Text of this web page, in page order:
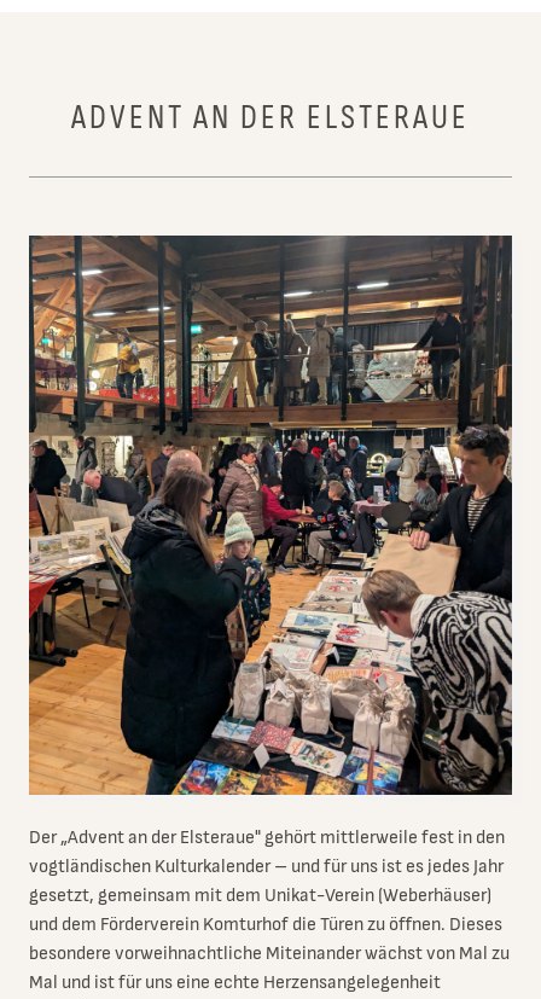
ADVENT AN DER ELSTERAUE
Der „Advent an der Elsteraue" gehört mittlerweile fest in den
vogtländischen Kulturkalender – und für uns ist es jedes Jahr
gesetzt, gemeinsam mit dem Unikat-Verein (Weberhäuser)
und dem Förderverein Komturhof die Türen zu öffnen. Dieses
besondere vorweihnachtliche Miteinander wächst von Mal zu
Mal und ist für uns eine echte Herzensangelegenheit